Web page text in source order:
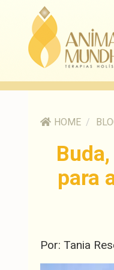
HOME /
para
Por: Tania